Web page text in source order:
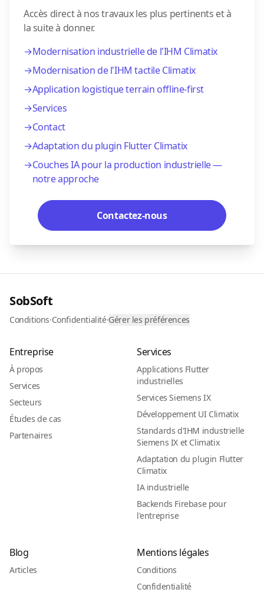
Accès direct à nos travaux les plus pertinents et à
la suite à donner.
→Modernisation industrielle de l'IHM Climatix
→Modernisation de l'IHM tactile Climatix
→Application logistique terrain offline-first
→Services
→Contact
→Adaptation du plugin Flutter Climatix
→Couches IA pour la production industrielle —
notre approche
Contactez-nous
SobSoft
Conditions·Confidentialité·Gérer les préférences
Entreprise
À propos
Services
Secteurs
Études de cas
Partenaires
Services
Applications Flutter
industrielles
Services Siemens IX
Développement UI Climatix
Standards d'IHM industrielle
Siemens IX et Climatix
Adaptation du plugin Flutter
Climatix
IA industrielle
Backends Firebase pour
l'entreprise
Blog
Articles
Mentions légales
Conditions
Confidentialité